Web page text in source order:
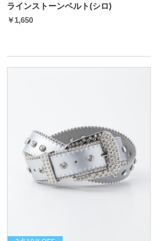
ラインストーンベルト(シロ)
￥1,650